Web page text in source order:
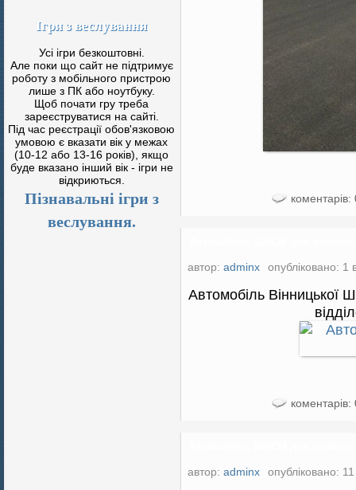
Ігри з веслування
Усі ігри безкоштовні.
Але поки що сайт не підтримує
роботу з мобільного пристрою
лише з ПК або ноутбуку.
Щоб почати гру треба
зареєструватися на сайті.
Під час реєстрації обов'язковою
умовою є вказати вік у межах
(10-12 або 13-16 років), якщо
буде вказано інший вік - ігри не
відкриються.
Пізнавальні ігри з
веслування.
коментарів:
автор: adminx опубліковано: 1
Автомобіль
коментарів:
автор: adminx опубліковано: